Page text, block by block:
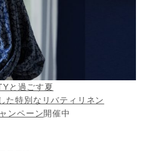
と過ごす夏
た特別なリバティリネン
ンペーン開催中